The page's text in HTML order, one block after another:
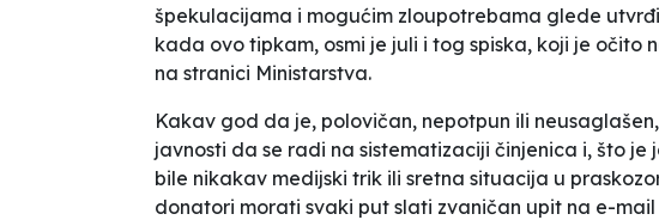
špekulacijama i mogućim zloupotrebama glede
kada ovo tipkam, osmi je juli i tog spiska, koji je očito
na stranici Ministarstva.
Kakav god da je, polovičan, nepotpun ili
javnosti da se radi na sistematizaciji činjenica i, što
bile nikakav medijski trik ili sretna situacija u
donatori morati svaki put slati zvaničan upit na e-